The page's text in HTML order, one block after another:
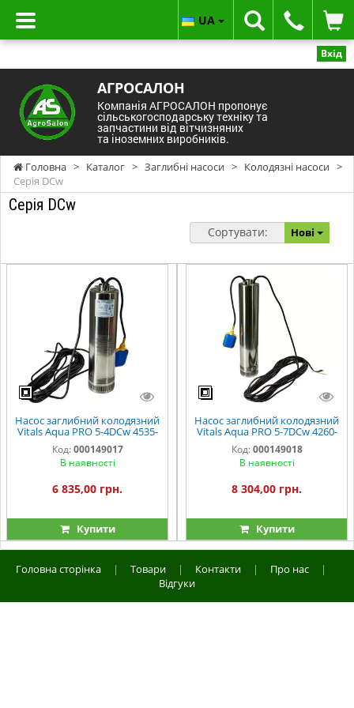
Вхід
АГРОСАЛОН
Компанія АГРОСАЛОН пропонує
сільськогосподарську техніку та
запчастини від вітчизняних
та іноземних виробників.
UA
Головна > Каталог > Заглибні насоси > Колодязні насоси >
Серія DCw
Серія DCw
Сортувати: Нові
Насос заглибний колодязний
Vitals Aqua PRO 5-4DCw 4535-
1,0f
Код: 000149017
В наявності
6 835,00 грн.
Купити
Насос заглибний колодязний
Vitals Aqua PRO 5-7DCw 4260-
1,7f
Код: 000149018
В наявності
8 304,00 грн.
Купити
Головна сторінка | Товари | Контакти | Про нас
|
Відгуки